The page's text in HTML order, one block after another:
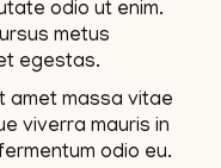
odio ut enim.
metus
egestas.
amet massa vitae
viverra mauris in
odio eu.